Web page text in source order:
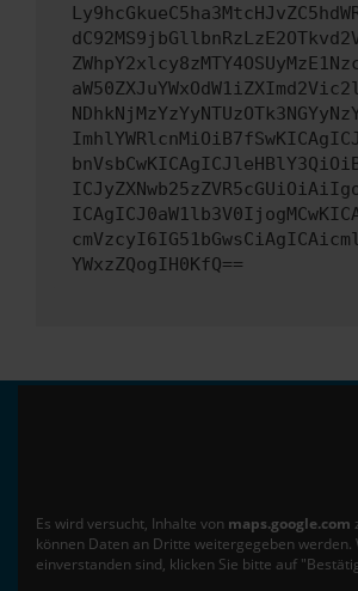
YWxzZQogIH0KfQ==
Es wird versucht, Inhalte von maps.google.com
können Daten an Dritte weitergegeben werden.
einverstanden sind, klicken Sie bitte auf